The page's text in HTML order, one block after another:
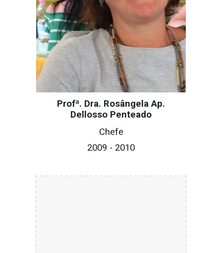
Profª. Dra. Rosângela Ap.
Dellosso Penteado
Chefe
2009 - 2010